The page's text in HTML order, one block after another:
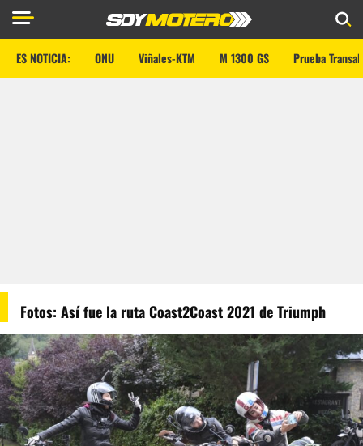
ES NOTICIA: ONU Viñales-KTM M 1300 GS Prueba
Fotos: Así fue la ruta Coast2Coast 2021 de Triumph